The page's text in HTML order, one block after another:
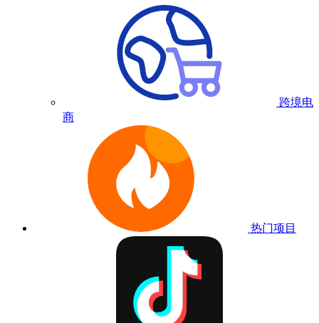
跨境电
商
热门项目